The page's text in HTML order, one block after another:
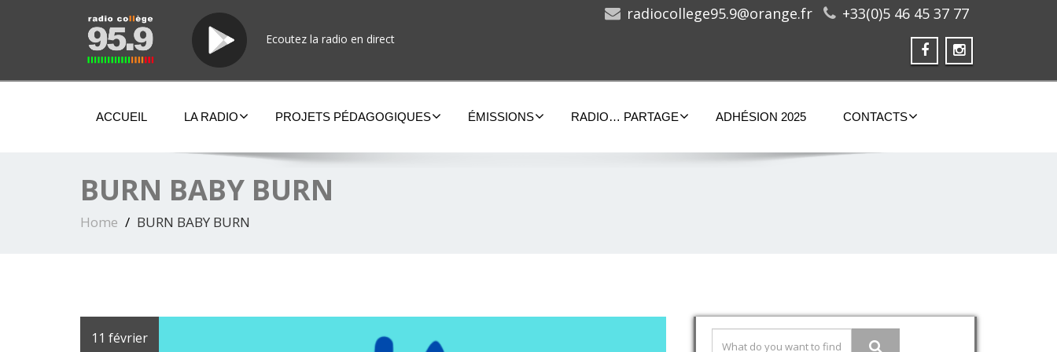
Ecoutez la radio en direct
radiocollege95.9@orange.fr +33(0)5 46 45 37 77
ACCUEIL LA RADIO PROJETS PÉDAGOGIQUES ÉMISSIONS RADIO… PARTAGE ADHÉSION 2025 CONTACTS
BURN BABY BURN
Home BURN BABY BURN
11 février